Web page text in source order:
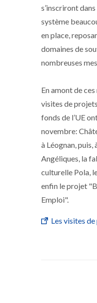
s’inscriront
système
en place,
domaines de
nombreuses
En amont de
visites de
fonds de l’UE
novembre:
à Léognan, puis,
Angéliques, la
culturelle Pola,
enfin le projet
Emploi".
Les visites